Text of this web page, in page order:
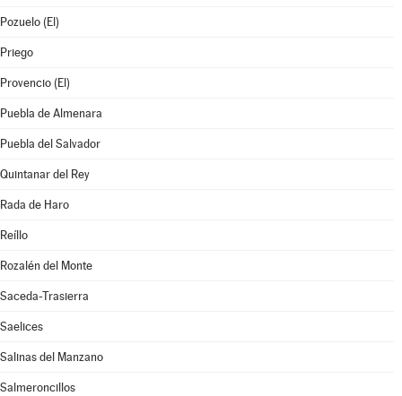
Pozuelo (El)
Priego
Provencio (El)
Puebla de Almenara
Puebla del Salvador
Quintanar del Rey
Rada de Haro
Reíllo
Rozalén del Monte
Saceda-Trasierra
Saelices
Salinas del Manzano
Salmeroncillos